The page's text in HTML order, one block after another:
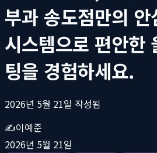
부과 송도점만의 안
시스템으로 편안한
팅을 경험하세요.
2026년 5월 21일 작성됨
✍️이예준
2026년 5월 21일